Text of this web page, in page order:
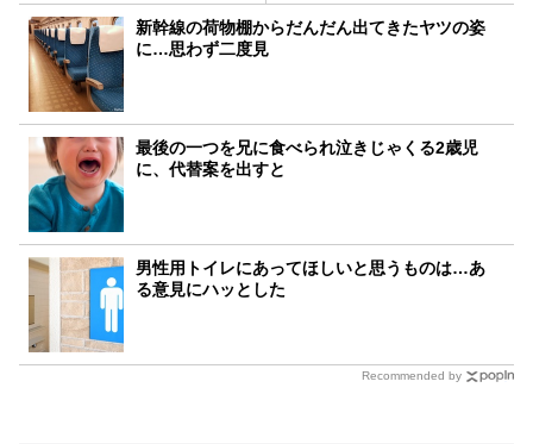
新幹線の荷物棚からだんだん出てきたヤツの姿
に…思わず二度見
最後の一つを兄に食べられ泣きじゃくる2歳児
に、代替案を出すと
男性用トイレにあってほしいと思うものは…あ
る意見にハッとした
Recommended by